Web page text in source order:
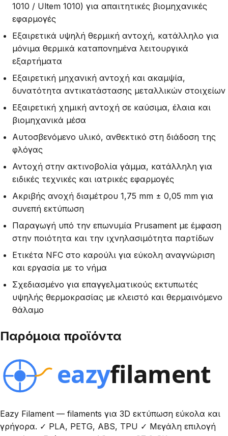
1010 / Ultem 1010) για απαιτητικές βιομηχανικές
εφαρμογές
Εξαιρετικά υψηλή θερμική αντοχή, κατάλληλο για
μόνιμα θερμικά καταπονημένα λειτουργικά
εξαρτήματα
Εξαιρετική μηχανική αντοχή και ακαμψία,
δυνατότητα αντικατάστασης μεταλλικών στοιχείων
Εξαιρετική χημική αντοχή σε καύσιμα, έλαια και
βιομηχανικά μέσα
Αυτοσβενόμενο υλικό, ανθεκτικό στη διάδοση της
φλόγας
Αντοχή στην ακτινοβολία γάμμα, κατάλληλη για
ειδικές τεχνικές και ιατρικές εφαρμογές
Ακριβής ανοχή διαμέτρου 1,75 mm ± 0,05 mm για
συνεπή εκτύπωση
Παραγωγή υπό την επωνυμία Prusament με έμφαση
στην ποιότητα και την ιχνηλασιμότητα παρτίδων
Ετικέτα NFC στο καρούλι για εύκολη αναγνώριση
και εργασία με το νήμα
Σχεδιασμένο για επαγγελματικούς εκτυπωτές
υψηλής θερμοκρασίας με κλειστό και θερμαινόμενο
θάλαμο
Παρόμοια προϊόντα
Eazy Filament — filaments για 3D εκτύπωση εύκολα και
γρήγορα. ✓ PLA, PETG, ABS, TPU ✓ Μεγάλη επιλογή